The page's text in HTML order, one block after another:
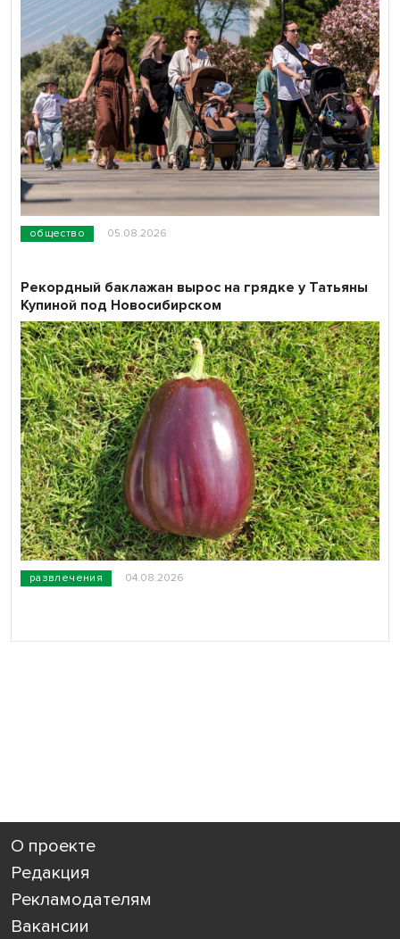
общество 05.08.2026
развлечения 04.08.2026
Рекордный баклажан вырос на грядке у Татьяны
Купиной под Новосибирском
О проекте
Редакция
Рекламодателям
Вакансии